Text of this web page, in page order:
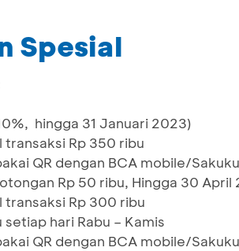
Spesial
hingga 31 Januari 2023)
transaksi Rp 350 ribu
QR dengan BCA mobile/
Rp 50 ribu, Hingga 30 April
transaksi Rp 300 ribu
setiap hari Rabu – Kamis
QR dengan BCA mobile/